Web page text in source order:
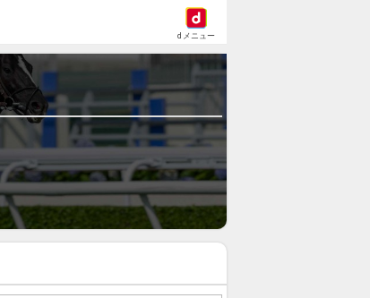
dメニュー